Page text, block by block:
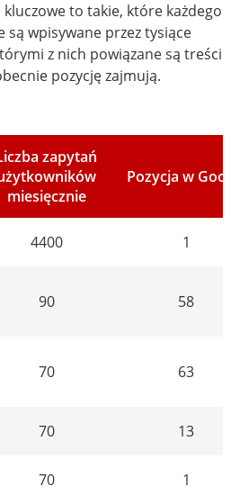
to takie, które każdego
są wpisywane przez tysiące
z nich powiązane są treści
pozycję zajmują.
zapytań
miesięcznie
Pozycja w
4400 1
90 58
70 63
70 13
70 1